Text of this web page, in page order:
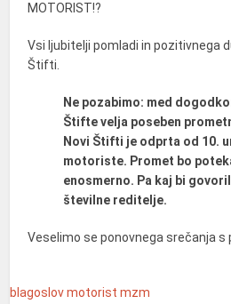
MOTORIST!?
Vsi ljubitelji pomladi in pozitivnega
Štifti.
Ne pozabimo: med
Štifte velja poseben
Novi Štifti je odprta od 10.
motoriste. Promet bo
enosmerno. Pa kaj bi
številne reditelje.
Veselimo se ponovnega srečanja s
blagoslov motorist mzm